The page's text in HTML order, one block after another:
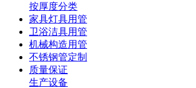
按厚度分类
家具灯具用管
卫浴洁具用管
机械构造用管
不锈钢管定制
质量保证
生产设备